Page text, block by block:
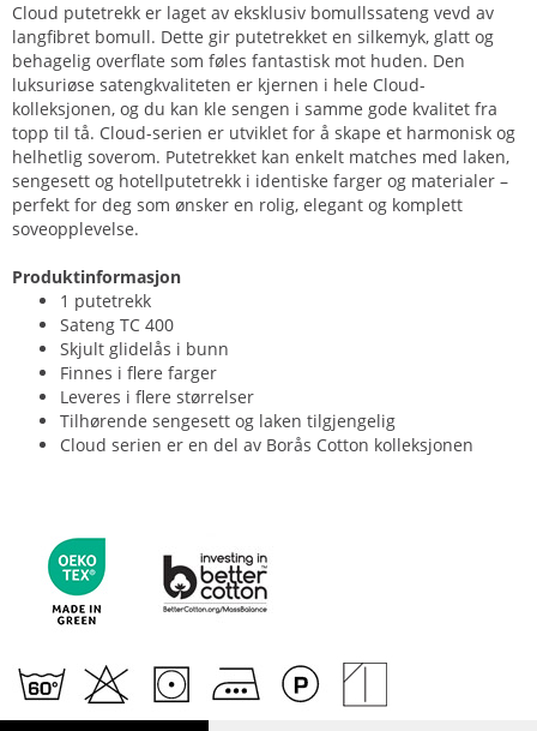
Cloud putetrekk er laget av eksklusiv bomullssateng vevd av
langfibret bomull. Dette gir putetrekket en silkemyk, glatt og
behagelig overflate som føles fantastisk mot huden. Den
luksuriøse satengkvaliteten er kjernen i hele Cloud-
kolleksjonen, og du kan kle sengen i samme gode kvalitet fra
topp til tå. Cloud-serien er utviklet for å skape et harmonisk og
helhetlig soverom. Putetrekket kan enkelt matches med laken,
sengesett og hotellputetrekk i identiske farger og materialer –
perfekt for deg som ønsker en rolig, elegant og komplett
soveopplevelse.
Produktinformasjon
1 putetrekk
Sateng TC 400
Skjult glidelås i bunn
Finnes i flere farger
Leveres i flere størrelser
Tilhørende sengesett og laken tilgjengelig
Cloud serien er en del av Borås Cotton kolleksjonen